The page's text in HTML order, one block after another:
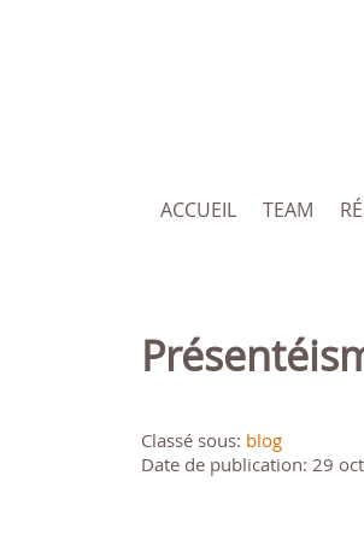
ACCUEIL TEAM
Classé sous: blog
Date de publication: 29